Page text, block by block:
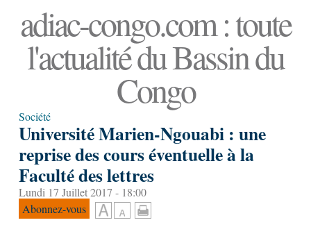
adiac-congo.com : toute
l'actualité du Bassin du
Congo
Société
Université Marien-Ngouabi : une
reprise des cours éventuelle à la
Faculté des lettres
Lundi 17 Juillet 2017 - 18:00
Abonnez-vous